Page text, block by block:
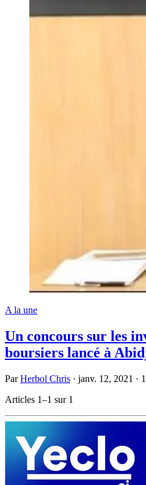
A la une
Un concours sur les
boursiers lancé à
ParHerbol Chris · janv. 12, 2021 ·
Articles 1–1 sur 1